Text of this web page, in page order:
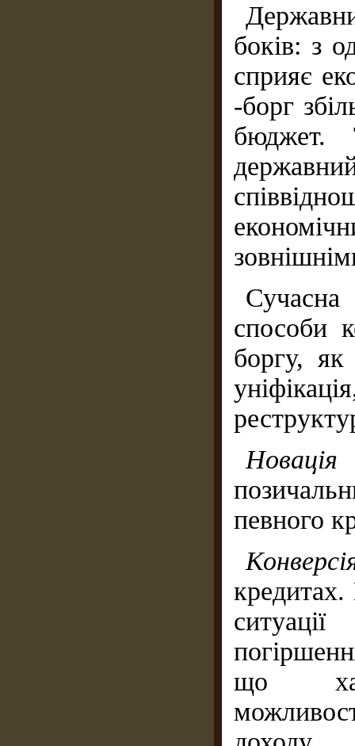
боків: з
сприяє
-борг
бюджет.
Сучасна
способи
боргу, як
певного
кредитах.
що